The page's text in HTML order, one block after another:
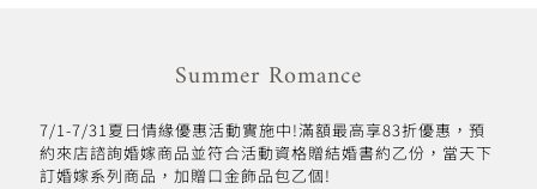
Summer Romance
7/1-7/31夏日情緣優惠活動實施中!滿額最高享83折優惠，預
約來店諮詢婚嫁商品並符合活動資格贈結婚書約乙份，當天下
訂婚嫁系列商品，加贈口金飾品包乙個!